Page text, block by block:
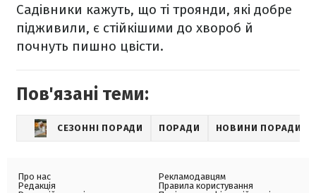
Садівники кажуть, що ті троянди, які добре
підживили, є стійкішими до хвороб й
почнуть пишно цвісти.
Пов'язані теми:
СЕЗОННІ ПОРАДИ ПОРАДИ НОВИНИ ПОРАДИ
Про нас
Редакція
Рекламодавцям
Правила користування